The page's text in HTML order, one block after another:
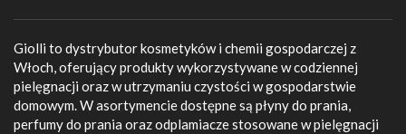
Giolli to dystrybutor kosmetyków i chemii gospodarczej z
Włoch, oferujący produkty wykorzystywane w codziennej
pielęgnacji oraz w utrzymaniu czystości w gospodarstwie
domowym. W asortymencie dostępne są płyny do prania,
perfumy do prania oraz odplamiacze stosowane w pielęgnacji